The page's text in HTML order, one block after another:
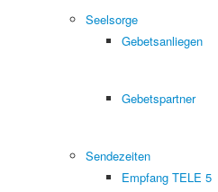
Seelsorge
Gebetsanliegen
Gebetspartner
Sendezeiten
Empfang TELE 5